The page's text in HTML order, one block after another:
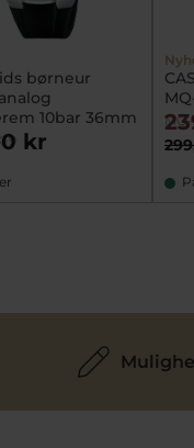
børneur
10bar 36mm
9 kr